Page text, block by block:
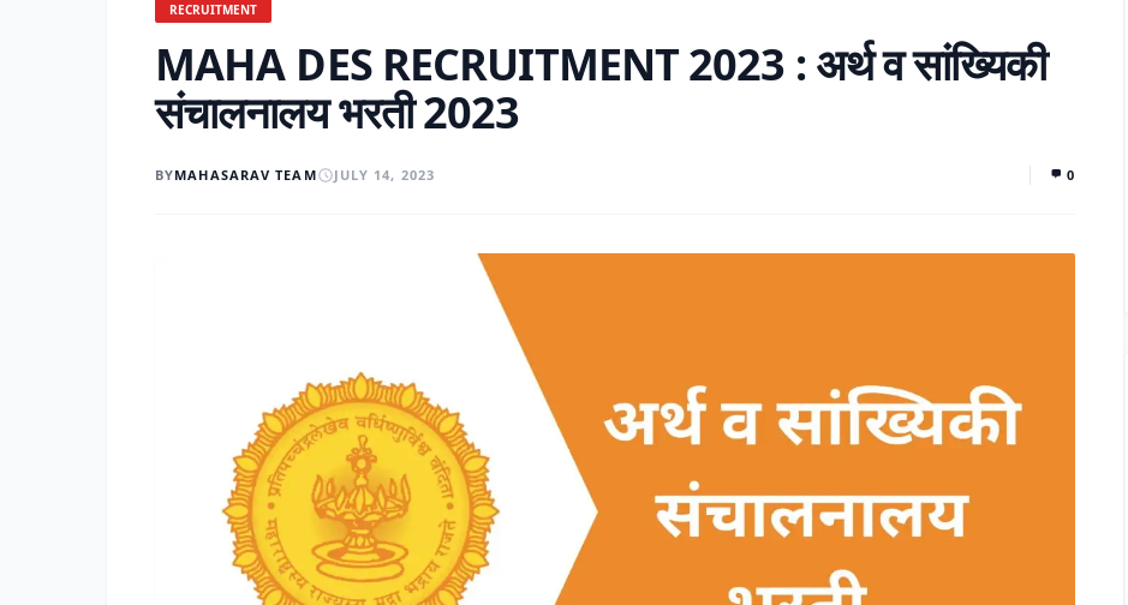
RECRUITMENT
MAHA DES RECRUITMENT 2023 : अर्थ व सांख्यिकी
संचालनालय भरती 2023
BYMAHASARAV TEAM JULY 14, 2023 0